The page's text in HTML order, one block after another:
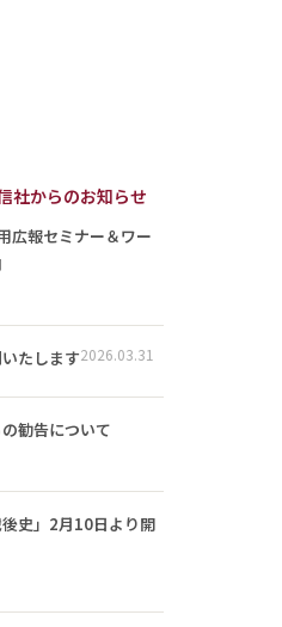
社からのお知らせ
報セミナー＆ワー
たします2026.03.31
勧告について
史」2月10日より開